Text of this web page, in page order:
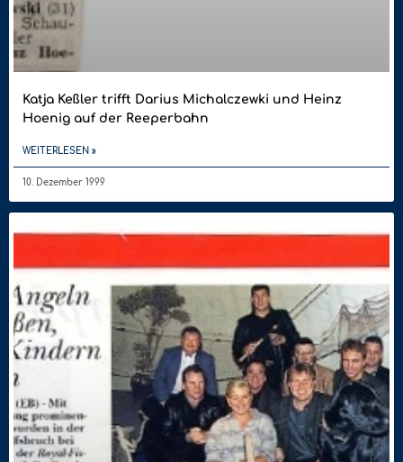
Katja Keßler trifft Darius Michalczewki und Heinz
Hoenig auf der Reeperbahn
WEITERLESEN »
10. Dezember 1999